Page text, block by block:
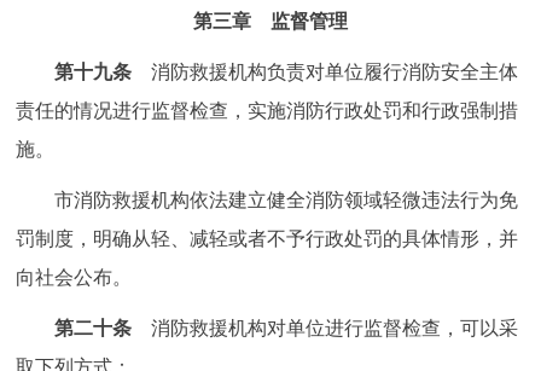
第三章 监督管理
第十九条 消防救援机构负责对单位履行消防安全主体
责任的情况进行监督检查，实施消防行政处罚和行政强制措
施。
市消防救援机构依法建立健全消防领域轻微违法行为免
罚制度，明确从轻、减轻或者不予行政处罚的具体情形，并
向社会公布。
第二十条 消防救援机构对单位进行监督检查，可以采
取下列方式：